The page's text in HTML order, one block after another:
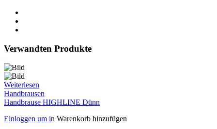
Verwandten Produkte
Weiterlesen
Handbrausen
Handbrause HIGHLINE Dünn
Einloggen um in Warenkorb hinzufügen